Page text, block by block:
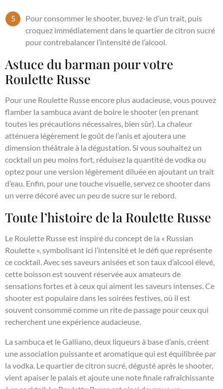
Pour consommer le shooter, buvez-le d’un trait, puis
croquez immédiatement dans le quartier de citron sucré
pour contrebalancer l’intensité de l’alcool.
Astuce du barman pour votre
Roulette Russe
Pour une Roulette Russe encore plus audacieuse, vous pouvez
flamber la sambuca avant de boire le shooter (en prenant
toutes les précautions nécessaires, bien sûr). La chaleur
atténuera légèrement le goût de l’anis et ajoutera une
dimension théâtrale à la dégustation. Si vous souhaitez un
cocktail un peu moins fort, réduisez la quantité de vodka ou
optez pour une version légèrement diluée en ajoutant un trait
d’eau. Enfin, pour une touche visuelle, servez ce shooter dans
un verre décoré avec un peu de sucre sur le rebord.
Toute l’histoire de la Roulette Russe
Le Roulette Russe est inspiré du concept de la « Russian
Roulette », symbolisant ici l’intensité et le défi que représente
ce cocktail. Avec ses saveurs anisées et son taux d’alcool élevé,
cette boisson est souvent réservée aux amateurs de
sensations fortes et à ceux qui aiment les saveurs intenses. Ce
shooter est populaire dans les soirées festives, où il est
souvent consommé comme un rite de passage pour ceux qui
recherchent une expérience audacieuse.
La sambuca et le Galliano, deux liqueurs à base d’anis, créent
une association puissante et aromatique qui est équilibrée par
la vodka. Le quartier de citron sucré, dégusté après le shooter,
vient apaiser le palais et ajoute une note finale rafraîchissante